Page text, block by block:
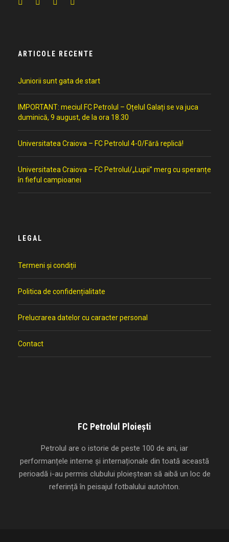
ARTICOLE RECENTE
Juniorii sunt gata de start
IMPORTANT: meciul FC Petrolul – Oțelul Galați se va juca
duminică, 9 august, de la ora 18.30
Universitatea Craiova – FC Petrolul 4-0/Fără replică!
Universitatea Craiova – FC Petrolul/„Lupii” merg cu speranțe
în fieful campioanei
LEGAL
Termeni și condiții
Politica de confidențialitate
Prelucrarea datelor cu caracter personal
Contact
FC Petrolul Ploiești
Petrolul are o istorie de peste 100 de ani, iar
performanțele interne și internaționale din toată această
perioadă i-au permis clubului ploieștean să aibă un loc de
referință în peisajul fotbalului autohton.